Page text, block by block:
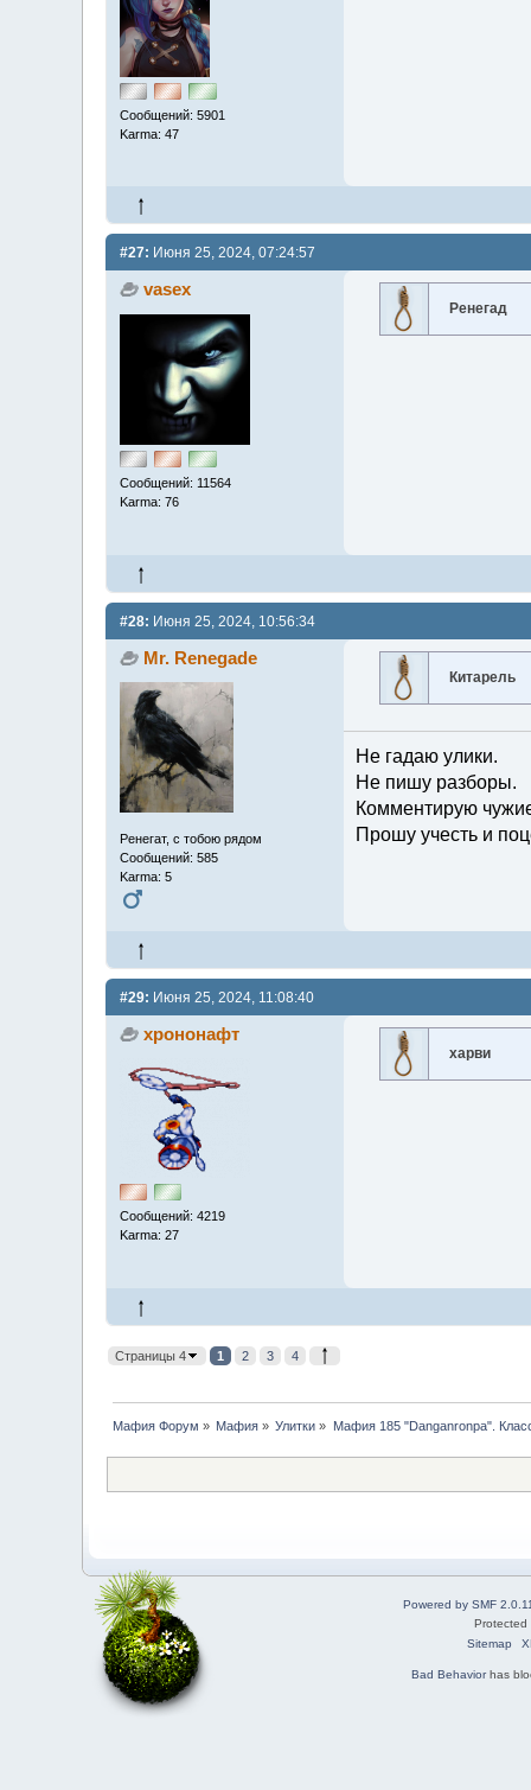
Сообщений: 5901
Karma: 47
#27: Июня 25, 2024, 07:24:57
vasex
Сообщений: 11564
Karma: 76
Ренегад
#28: Июня 25, 2024, 10:56:34
Mr. Renegade
Ренегат, с тобою рядом
Сообщений: 585
Karma: 5
Китарель
Не гадаю улики.
Не пишу разборы.
Комментирую
Прошу учесть и
#29: Июня 25, 2024, 11:08:40
хрононафт
Сообщений: 4219
Karma: 27
харви
Страницы 4 1 2 3 4
Мафия Форум » Мафия » Улитки » Мафия 185 "Danganronpa".
Powered by SMF
Sitemap
Bad Behaviorhas